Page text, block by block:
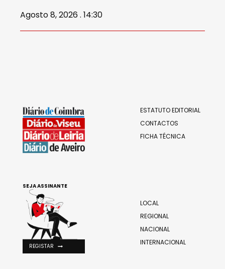
Agosto 8, 2026 . 14:30
ESTATUTO EDITORIAL
CONTACTOS
FICHA TÉCNICA
LOCAL
REGIONAL
NACIONAL
INTERNACIONAL
SEJA ASSINANTE
REGISTAR